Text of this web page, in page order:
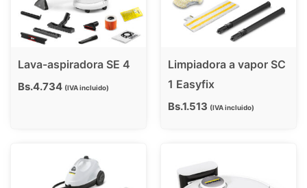
Lava-aspiradora SE 4
Bs.4.734 IVA incluido
Limpiadora a vapor SC
1 Easyfix
Bs.1.513 IVA incluido